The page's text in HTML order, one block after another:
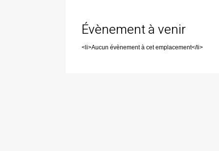
Évènement à venir
<li>Aucun évènement à cet emplacement</li>